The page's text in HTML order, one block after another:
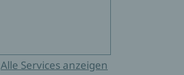
Alle Services anzeigen